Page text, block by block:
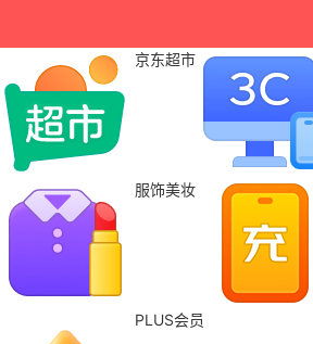
京东超市
服饰美妆
PLUS会员